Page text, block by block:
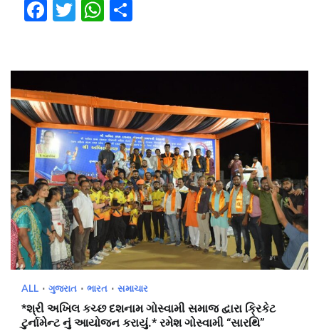
Facebook
TwitterWhatsApp
ALL ગુજરાત ભારત સમાચાર
*શ્રી અખિલ કચ્છ દશનામ ગોસ્વામી સમાજ દ્વારા ક્રિકેટ
ટુર્નામેન્ટ નું આયોજન કરાયું.* રમેશ ગોસ્વામી “સારથિ”